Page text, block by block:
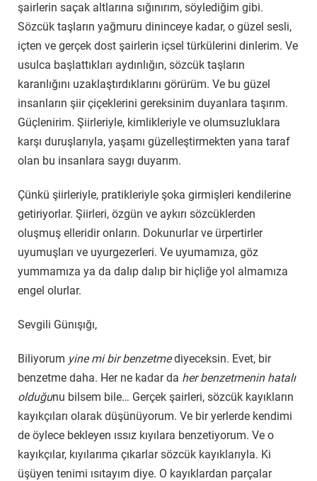
şairlerin saçak altlarına sığınırım, söylediğim gibi.
Sözcük taşların yağmuru dininceye kadar, o güzel sesli,
içten ve gerçek dost şairlerin içsel türkülerini dinlerim. Ve
usulca başlattıkları aydınlığın, sözcük taşların
karanlığını uzaklaştırdıklarını görürüm. Ve bu güzel
insanların şiir çiçeklerini gereksinim duyanlara taşırım.
Güçlenirim. Şiirleriyle, kimlikleriyle ve olumsuzluklara
karşı duruşlarıyla, yaşamı güzelleştirmekten yana taraf
olan bu insanlara saygı duyarım.
Çünkü şiirleriyle, pratikleriyle şoka girmişleri kendilerine
getiriyorlar. Şiirleri, özgün ve aykırı sözcüklerden
oluşmuş elleridir onların. Dokunurlar ve ürpertirler
uyumuşları ve uyurgezerleri. Ve uyumamıza, göz
yummamıza ya da dalıp dalıp bir hiçliğe yol almamıza
engel olurlar.
Sevgili Günışığı,
Biliyorum yine mi bir benzetmediyeceksin. Evet, bir
benzetme daha. Her ne kadar da her benzetmenin hatalı
olduğunu bilsem bile… Gerçek şairleri, sözcük kayıkların
kayıkçıları olarak düşünüyorum. Ve bir yerlerde kendimi
de öylece bekleyen ıssız kıyılara benzetiyorum. Ve o
kayıkçılar, kıyılarıma çıkarlar sözcük kayıklarıyla. Ki
üşüyen tenimi ısıtayım diye. O kayıklardan parçalar